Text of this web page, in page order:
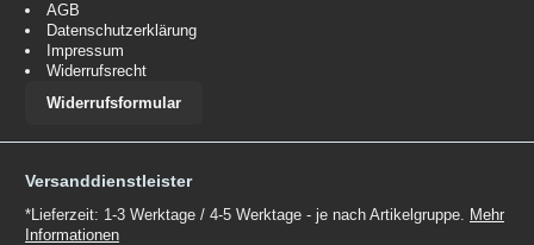
AGB
Datenschutzerklärung
Impressum
Widerrufsrecht
Widerrufsformular
Versanddienstleister
*Lieferzeit: 1-3 Werktage / 4-5 Werktage - je nach Artikelgruppe. Mehr
Informationen